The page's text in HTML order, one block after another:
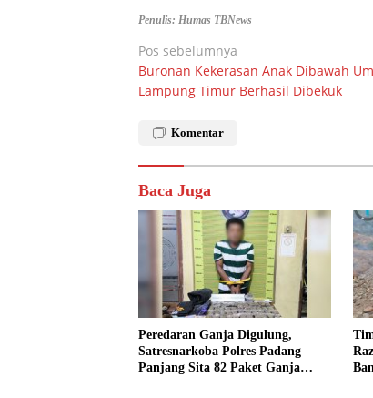
Penulis: Humas TBNews
Navigasi
pos
Pos sebelumnya
Buronan Kekerasan Anak Dibawah
Lampung Timur Berhasil Dibekuk
Komentar
Baca Juga
Peredaran Ganja Digulung,
Satresnarkoba Polres Padang
Panjang Sita 82 Paket Ganja